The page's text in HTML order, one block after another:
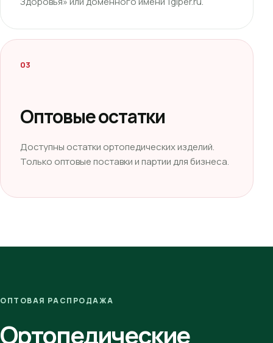
03
Оптовые остатки
Доступны остатки ортопедических изделий.
Только оптовые поставки и партии для бизнеса.
ОПТОВАЯ РАСПРОДАЖА
Ортопедические